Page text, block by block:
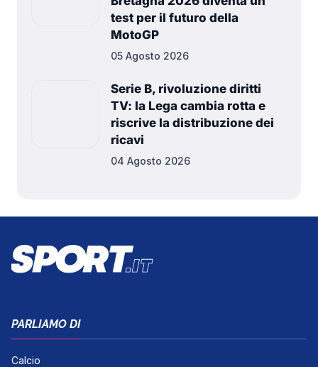
test per il futuro della
MotoGP
05 Agosto 2026
Serie B, rivoluzione diritti
TV: la Lega cambia rotta e
riscrive la distribuzione dei
ricavi
04 Agosto 2026
PARLIAMO DI
Calcio